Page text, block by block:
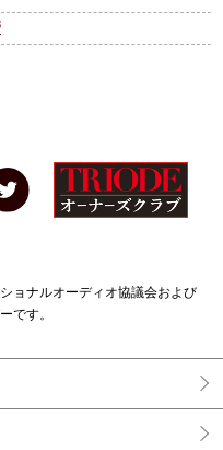
ョナルオーディオ協議会および
です。